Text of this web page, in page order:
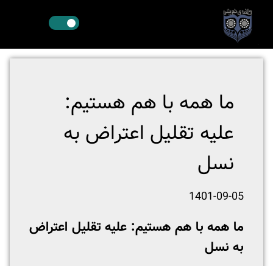
ما همه با هم هستیم:
علیه تقلیل اعتراض به
نسل
1401-09-05
ما همه با هم هستیم: علیه تقلیل اعتراض
به نسل